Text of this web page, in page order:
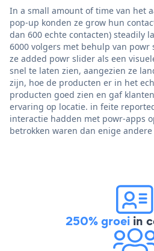
In a small amount of time van het
pop-up konden ze grow hun
dan 600 echte contacten) steadily
6000 volgers met behulp van powr
ze added powr slider als een
snel te laten zien, aangezien ze
zijn, hoe de producten er in het
producten goed zien en gaf
ervaring op locatie. in feite
interactie hadden met powr-apps
betrokken waren dan enige
250% groei in